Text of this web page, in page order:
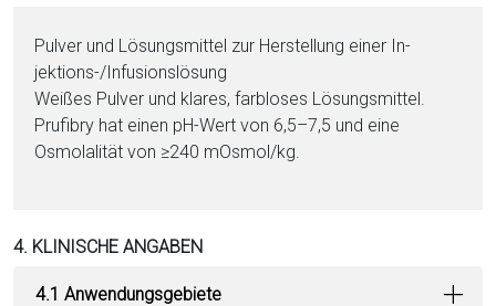
Pul­ver und Lö­sungs­mit­tel zur Herstellung ei­ner In­
jektions-/Infusionslösung
Wei­ßes Pul­ver und klares, farbloses Lö­sungs­mit­tel.
Prufibry hat einen pH-Wert von 6,5–7,5 und eine
Osmolalität von ≥240 mOsmol/kg.
4. KLINISCHE ANGABEN
4.1 Anwendungsgebiete